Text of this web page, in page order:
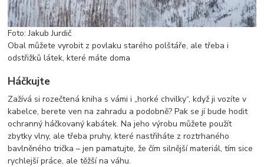
Foto: Jakub Jurdič
Obal můžete vyrobit z povlaku starého polštáře, ale třeba i
odstřižků látek, které máte doma
Háčkujte
Zažívá si rozečtená kniha s vámi i „horké chvilky“, když ji vozíte v
kabelce, berete ven na zahradu a podobně? Pak se jí bude hodit
ochranný háčkovaný kabátek. Na jeho výrobu můžete použít
zbytky vlny, ale třeba pruhy, které nastřiháte z roztrhaného
bavlněného trička – jen pamatujte, že čím silnější materiál, tím sice
rychlejší práce, ale těžší na váhu.